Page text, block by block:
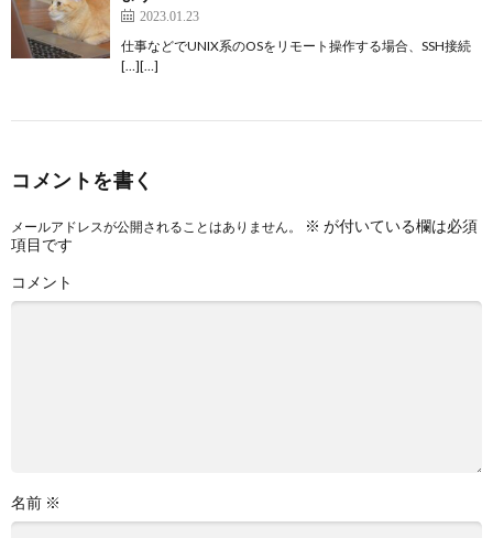
2023.01.23
仕事などでUNIX系のOSをリモート操作する場合、SSH接続
[…][…]
コメントを書く
メールアドレスが公開されることはありません。 ※ が付いている欄は必須
項目です
コメント
名前 ※